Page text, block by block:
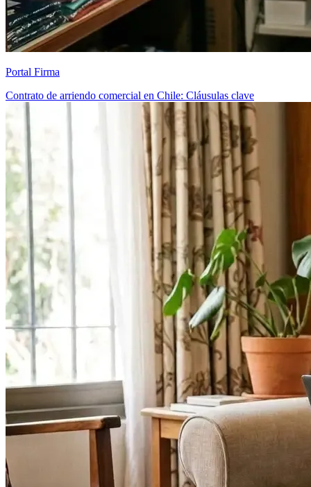
Portal Firma
Contrato de arriendo comercial en Chile: Cláusulas clave